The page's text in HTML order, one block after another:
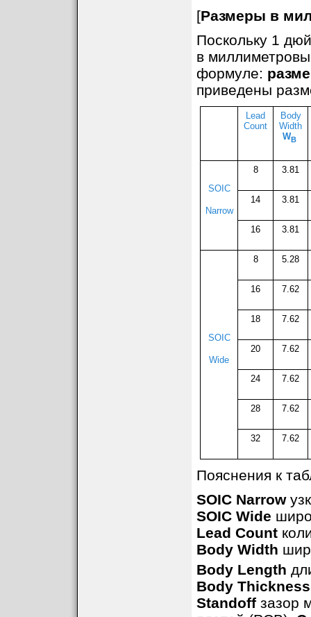
[Размеры в
Поскольку 1
в
формуле:
приведены
Lead
Count
Body
Width
WB
SOIC
Narrow
8 3.81
14 3.81
16 3.81
SOIC
Wide
8 5.28
16 7.62
18 7.62
20 7.62
24 7.62
28 7.62
32 7.62
Пояснения к
SOIC Narrow
SOIC Wide
Lead Count
Body Width
Body Length
Body Thickness
Standoff зазор